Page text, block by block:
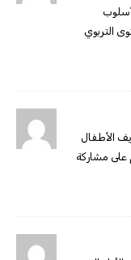
التربوي
الأطفال
على مشاركة